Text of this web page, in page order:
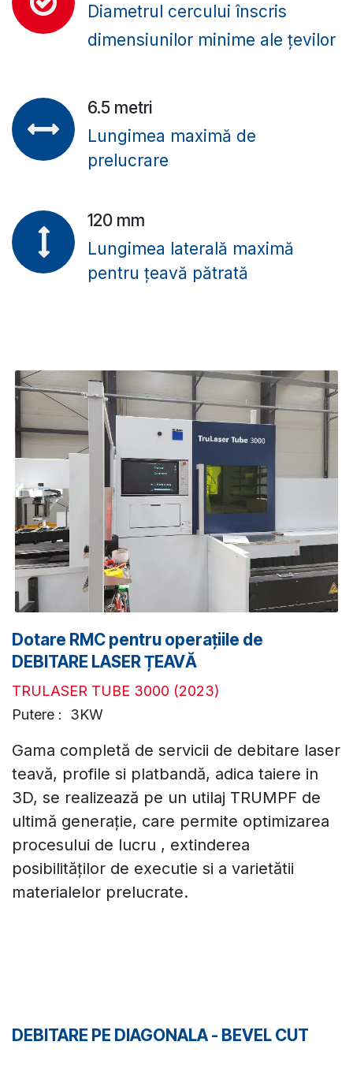
Diametrul cercului înscris
dimensiunilor minime ale țevilor
6.5 metri
Lungimea maximă de
prelucrare
120 mm
Lungimea laterală maximă
pentru țeavă pătrată
Dotare RMC pentru operațiile de
DEBITARE LASER ȚEAVĂ
TRULASER TUBE 3000 (2023)
Putere : 3KW
Gama completă de servicii de debitare laser
teavă, profile si platbandă, adica taiere in
3D, se realizează pe un utilaj TRUMPF de
ultimă generație, care permite optimizarea
procesului de lucru , extinderea
posibilităților de executie si a varietătii
materialelor prelucrate.
DEBITARE PE DIAGONALA - BEVEL CUT